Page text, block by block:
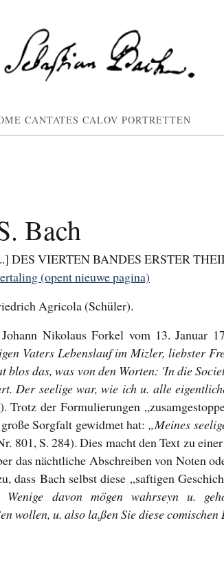
CANTATES CALOV PORTRETTEN
Bach
VIERTEN BANDES ERSTER
(opent nieuwe pagina)
Agricola (Schüler).
Nikolaus Forkel vom 13. Januar
Vaters Lebenslauf im Mizler, liebster
das, was von den Worten: 'In die
Der seelige war, wie ich u. alle
Trotz der Formulierungen
Sorgfalt gewidmet hat: „Meines
801, S. 284). Dies macht den Text zu
das nächtliche Abschreiben von Noten
dass Bach selbst diese „saftigen
davon mögen wahrseyn u.
wollen, u. also la.ßen Sie diese comischen